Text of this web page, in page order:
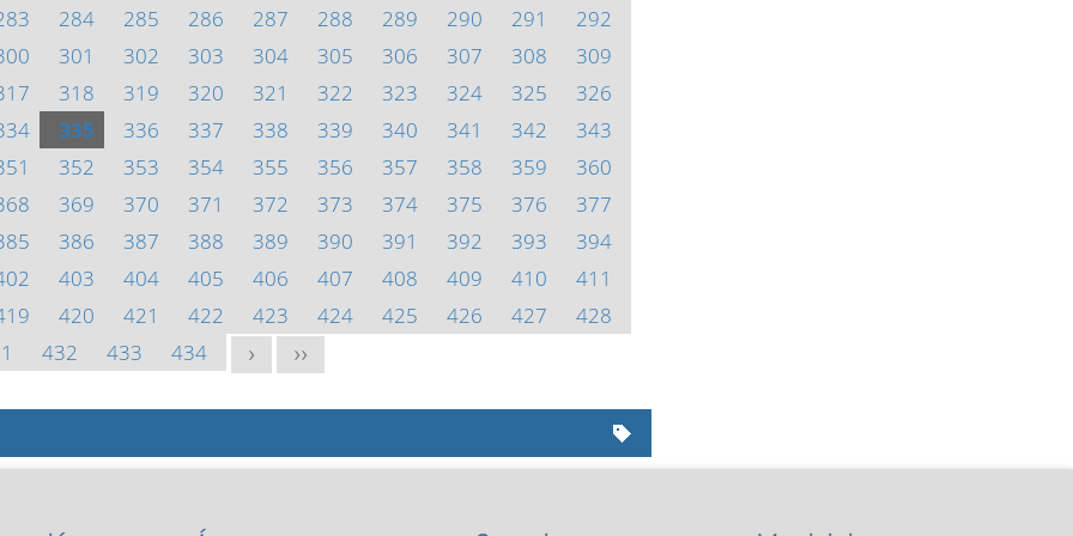
284 285 286 287 288 289 290 291
292
301 302 303 304 305 306 307 308
309
318 319 320 321 322 323 324 325
326
335 336 337 338 339 340 341 342
343
352 353 354 355 356 357 358 359
360
369 370 371 372 373 374 375 376
377
386 387 388 389 390 391 392 393
394
403 404 405 406 407 408 409 410
411
420 421 422 423 424 425 426 427
428
432 433 434 > >>